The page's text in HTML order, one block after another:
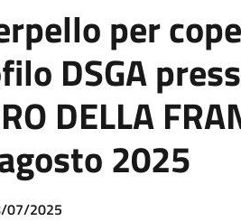
per
DSGA
DELLA
2025
07/2025